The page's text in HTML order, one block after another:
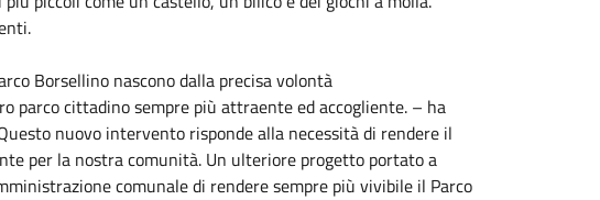
Borsellino nascono dalla precisa volontà
parco cittadino sempre più attraente ed accogliente. – ha
nuovo intervento risponde alla necessità di rendere il
per la nostra comunità. Un ulteriore progetto portato a
comunale di rendere sempre più vivibile il Parco